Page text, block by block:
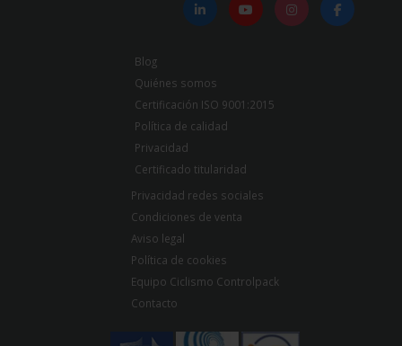
Blog
Quiénes somos
Certificación ISO 9001:2015
Política de calidad
Privacidad
Certificado titularidad
Privacidad redes sociales
Condiciones de venta
Aviso legal
Política de cookies
Equipo Ciclismo Controlpack
Contacto